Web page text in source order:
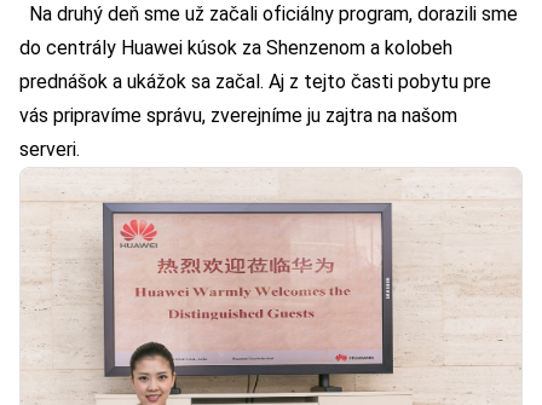
Na druhý deň sme už začali oficiálny program, dorazili sme
do centrály Huawei kúsok za Shenzenom a kolobeh
prednášok a ukážok sa začal. Aj z tejto časti pobytu pre
vás pripravíme správu, zverejníme ju zajtra na našom
serveri.